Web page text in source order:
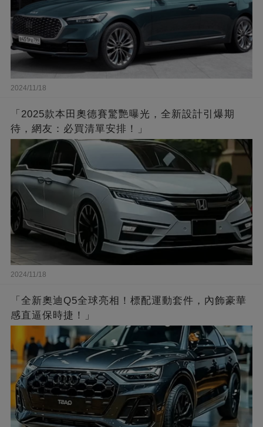
2024/11/18
「2025款本田奧德賽驚艷曝光，全新設計引爆期
待，網友：必買清單安排！」
2024/11/18
「全新奧迪Q5全球亮相！標配運動套件，內飾豪華
感直逼保時捷！」